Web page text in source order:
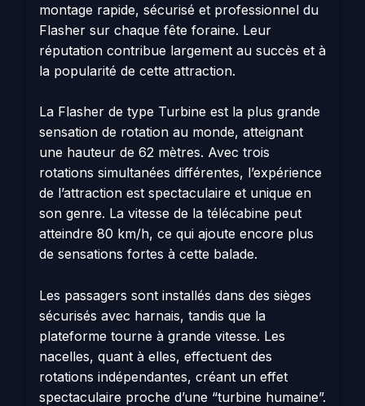
montage rapide, sécurisé et professionnel du
Flasher sur chaque fête foraine. Leur
réputation contribue largement au succès et à
la popularité de cette attraction.
La Flasher de type Turbine est la plus grande
sensation de rotation au monde, atteignant
une hauteur de 62 mètres. Avec trois
rotations simultanées différentes, l’expérience
de l’attraction est spectaculaire et unique en
son genre. La vitesse de la télécabine peut
atteindre 80 km/h, ce qui ajoute encore plus
de sensations fortes à cette balade.
Les passagers sont installés dans des sièges
sécurisés avec harnais, tandis que la
plateforme tourne à grande vitesse. Les
nacelles, quant à elles, effectuent des
rotations indépendantes, créant un effet
spectaculaire proche d’une “turbine humaine”.